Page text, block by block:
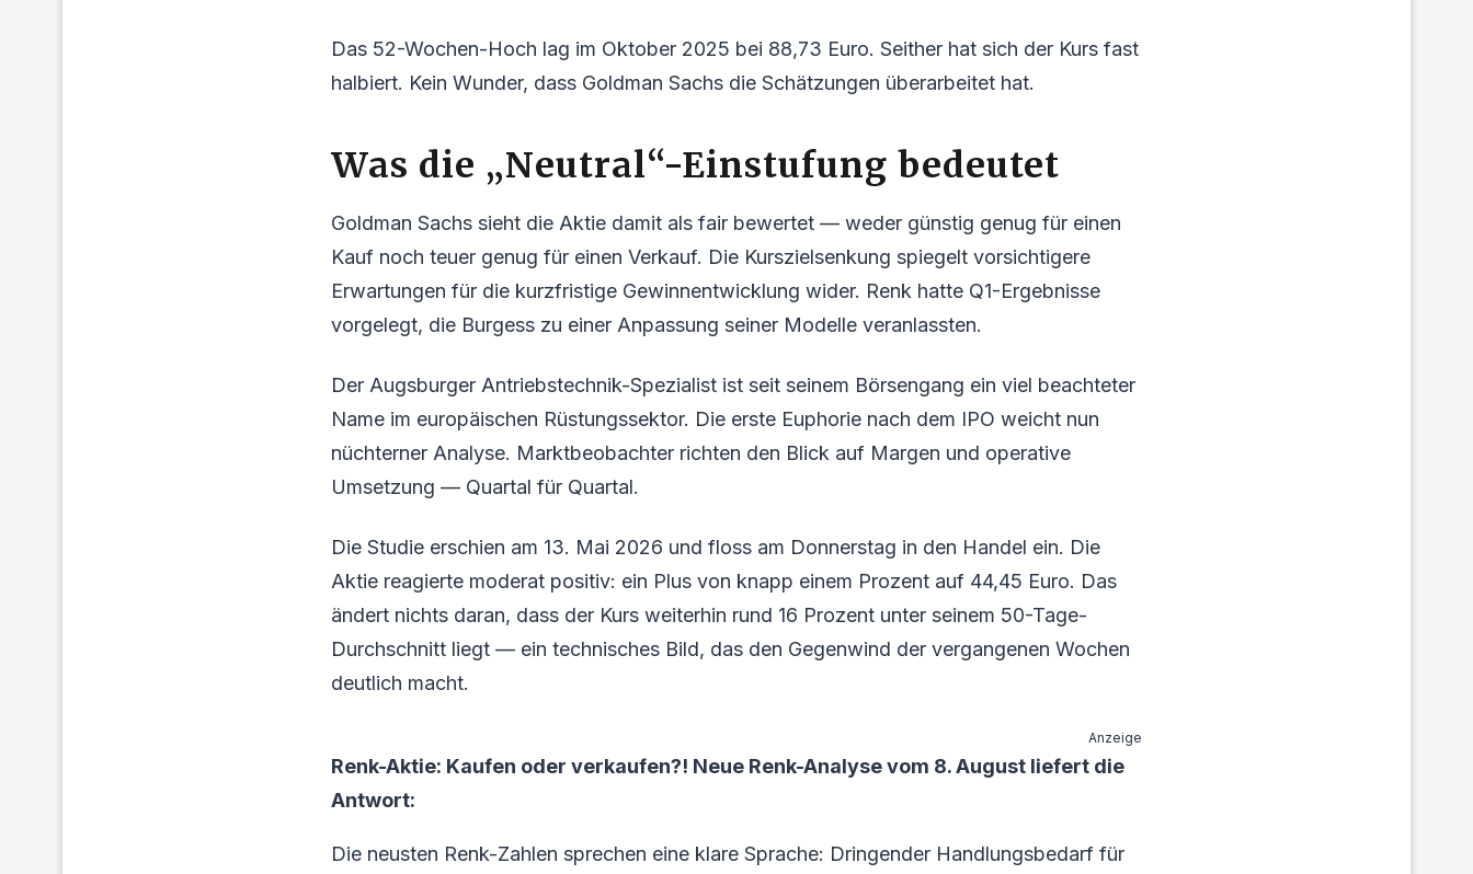
Das 52-Wochen-Hoch lag im Oktober 2025 bei 88,73 Euro. Seither hat sich der Kurs fast
halbiert. Kein Wunder, dass Goldman Sachs die Schätzungen überarbeitet hat.
Was die „Neutral“-Einstufung bedeutet
Goldman Sachs sieht die Aktie damit als fair bewertet — weder günstig genug für einen
Kauf noch teuer genug für einen Verkauf. Die Kurszielsenkung spiegelt vorsichtigere
Erwartungen für die kurzfristige Gewinnentwicklung wider. Renk hatte Q1-Ergebnisse
vorgelegt, die Burgess zu einer Anpassung seiner Modelle veranlassten.
Der Augsburger Antriebstechnik-Spezialist ist seit seinem Börsengang ein viel beachteter
Name im europäischen Rüstungssektor. Die erste Euphorie nach dem IPO weicht nun
nüchterner Analyse. Marktbeobachter richten den Blick auf Margen und operative
Umsetzung — Quartal für Quartal.
Die Studie erschien am 13. Mai 2026 und floss am Donnerstag in den Handel ein. Die
Aktie reagierte moderat positiv: ein Plus von knapp einem Prozent auf 44,45 Euro. Das
ändert nichts daran, dass der Kurs weiterhin rund 16 Prozent unter seinem 50-Tage-
Durchschnitt liegt — ein technisches Bild, das den Gegenwind der vergangenen Wochen
deutlich macht.
Anzeige
Renk-Aktie: Kaufen oder verkaufen?! Neue Renk-Analyse vom 8. August liefert die
Antwort:
Die neusten Renk-Zahlen sprechen eine klare Sprache: Dringender Handlungsbedarf für